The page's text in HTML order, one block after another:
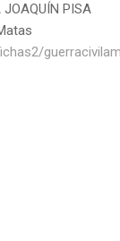
JOAQUÍN PISA